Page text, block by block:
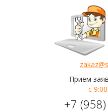
Приём
с
+7